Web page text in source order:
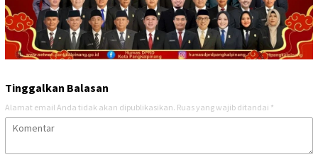
Tinggalkan Balasan
Alamat email Anda tidak akan dipublikasikan. Ruas yang wajib ditandai *